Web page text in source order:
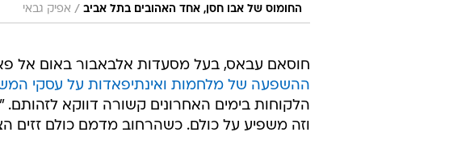
החומוס של אבו חסן, אחד האהובים בתל אביב / אפיק גבאי
חוסאם עבאס, בעל מסעדות אלבאבור באום אל
ההשפעה של מלחמות ואינתיפאדות על עסקי
הלקוחות בימים האחרונים קשורה דווקא
וזה משפיע על כולם. כשהרחוב מדמם כולם זזים